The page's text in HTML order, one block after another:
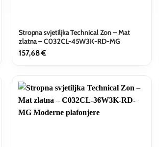
Stropna svjetiljka Technical Zon – Mat
zlatna – C032CL-45W3K-RD-MG
157,68€